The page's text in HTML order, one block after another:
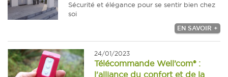
Sécurité et élégance pour se sentir bien chez
soi
EN SAVOIR +
24/01/2023
Télécommande Well’com® :
l'alliance du confort et de la